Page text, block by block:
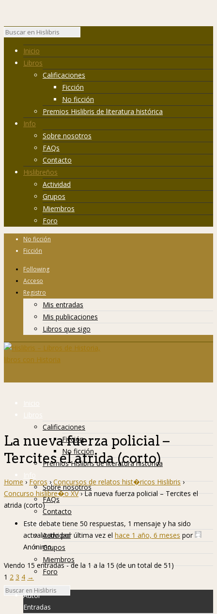
Inicio
Libros
Calificaciones
Ficción
No ficción
Premios Hislibris de literatura histórica
Info
Sobre nosotros
FAQs
Contacto
Hislibreños
Actividad
Grupos
Miembros
Foro
No ficción
Ficción
Following
Acceso
Registro
Mis entradas
Mis publicaciones
Libros que sigo
Inicio
Libros
Calificaciones
Ficción
No ficción
Premios Hislibris de literatura histórica
Info
Sobre nosotros
FAQs
Contacto
Hislibreños
Actividad
Grupos
Miembros
Foro
La nueva fuerza policial –
Tercites el atrida (corto)
Home › Foros › Concursos de relatos hist�ricos Hislibris ›
Concurso hislibre�o XV › La nueva fuerza policial – Tercites el
atrida (corto)
Este debate tiene 50 respuestas, 1 mensaje y ha sido
actualizado por última vez el hace 1 año, 6 meses por
Anónimo.
Viendo 15 entradas - de la 1 a la 15 (de un total de 51)
1 2 3 4 →
Autor
Entradas